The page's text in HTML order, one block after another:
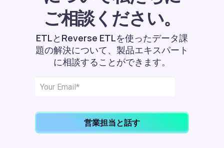
ご相談ください。
ETLとReverse ETLを使ったデータ課
題の解決について、製品エキスパート
に相談することができます。
営業担当と話す